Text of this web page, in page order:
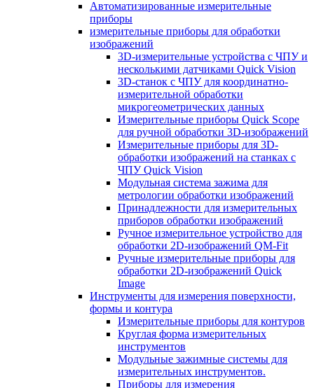
Автоматизированные измерительные
приборы
измерительные приборы для обработки
изображений
3D-измерительные устройства с ЧПУ и
несколькими датчиками Quick Vision
3D-станок с ЧПУ для координатно-
измерительной обработки
микрогеометрических данных
Измерительные приборы Quick Scope
для ручной обработки 3D-изображений
Измерительные приборы для 3D-
обработки изображений на станках с
ЧПУ Quick Vision
Модульная система зажима для
метрологии обработки изображений
Принадлежности для измерительных
приборов обработки изображений
Ручное измерительное устройство для
обработки 2D-изображений QM-Fit
Ручные измерительные приборы для
обработки 2D-изображений Quick
Image
Инструменты для измерения поверхности,
формы и контура
Измерительные приборы для контуров
Круглая форма измерительных
инструментов
Модульные зажимные системы для
измерительных инструментов.
Приборы для измерения